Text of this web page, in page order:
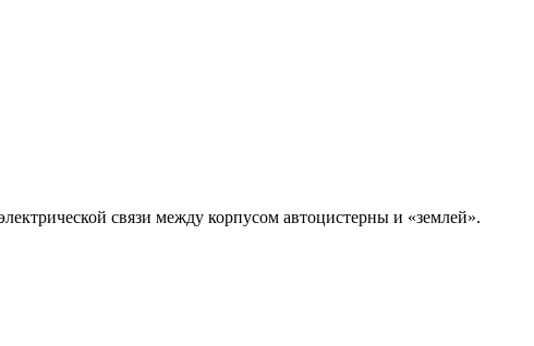
связи между корпусом автоцистерны и «землей».